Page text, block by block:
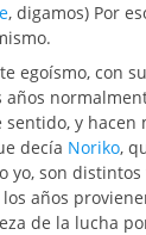
, digamos) Por
egoísmo, con
y
decía Noriko,
yo, son
años
de la lucha